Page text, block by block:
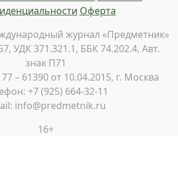
Оферта
журнал «Предметник»
УДК 371.321.1, ББК 74.202.4, Авт.
знак П71
– 61390 от 10.04.2015, г. Москва
+7 (925) 664-32-11
info@predmetnik.ru
16+